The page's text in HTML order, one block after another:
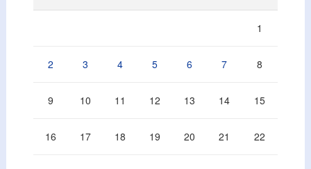
1
2 3 4 5 6 7 8
9 10 11 12 13 14 15
16 17 18 19 20 21 22